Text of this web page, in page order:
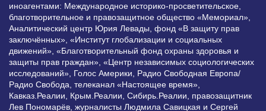
иноагентами: Международное историко-просветительское,
благотворительное и правозащитное общество «Мемориал»,
Аналитический центр Юрия Левады, фонд «В защиту прав
заключённых», «Институт глобализации и социальных
движений», «Благотворительный фонд охраны здоровья и
защиты прав граждан», «Центр независимых социологических
исследований», Голос Америки, Радио Свободная Европа/
Радио Свобода, телеканал «Настоящее время»,
Кавказ.Реалии, Крым.Реалии, Сибирь.Реалии, правозащитник
Лев Пономарёв, журналисты Людмила Савицкая и Сергей